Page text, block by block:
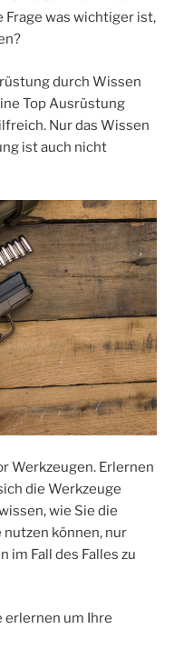
was wichtiger ist,
durch Wissen
Top Ausrüstung
Nur das Wissen
ist auch nicht
Werkzeugen. Erlernen
die Werkzeuge
wie Sie die
können, nur
im Fall des Falles zu
erlernen um Ihre